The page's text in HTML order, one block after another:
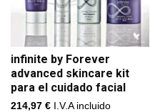
infinite by Forever
advanced skincare kit
para el cuidado facial
214,97 € I.V.A incluido